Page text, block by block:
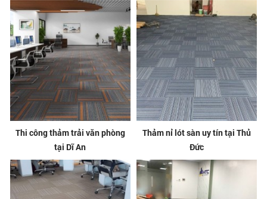
Thi công thảm trải văn phòng
tại Dĩ An
Thảm nỉ lót sàn uy tín tại Thủ
Đức